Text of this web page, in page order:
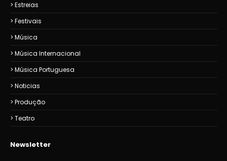
Estreias
Festivais
Música
Música Internacional
Música Portuguesa
Noticias
Produção
Teatro
Newsletter